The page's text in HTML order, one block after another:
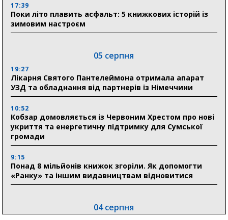
17:39
Поки літо плавить асфальт: 5 книжкових історій із
зимовим настроєм
05 серпня
19:27
Лікарня Святого Пантелеймона отримала апарат
УЗД та обладнання від партнерів із Німеччини
10:52
Кобзар домовляється із Червоним Хрестом про нові
укриття та енергетичну підтримку для Сумської
громади
9:15
Понад 8 мільйонів книжок згоріли. Як допомогти
«Ранку» та іншим видавництвам відновитися
04 серпня